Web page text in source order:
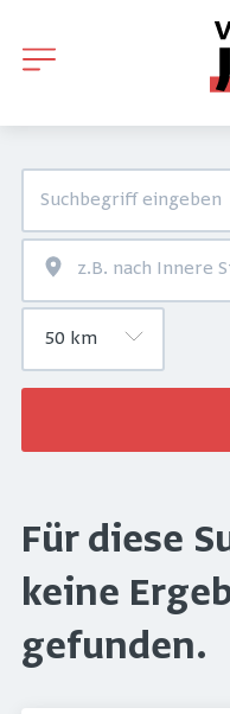
Für diese
keine
gefunden.